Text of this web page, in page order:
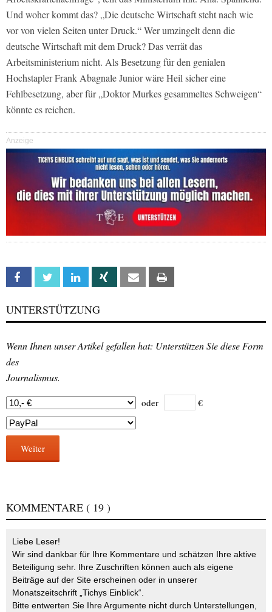
Und woher kommt das? „Die deutsche Wirtschaft steht nach wie
vor von vielen Seiten unter Druck.“ Wer umzingelt denn die
deutsche Wirtschaft mit dem Druck? Das verrät das
Arbeitsministerium nicht. Als Besetzung für den genialen
Hochstapler Frank Abagnale Junior wäre Heil sicher eine
Fehlbesetzung, aber für „Doktor Murkes gesammeltes Schweigen“
könnte es reichen.
Anzeige
Facebook Twitter Linkedin Xing Email
UNTERSTÜTZUNG
Wenn Ihnen unser Artikel gefallen hat: Unterstützen Sie diese Form
des
Journalismus.
oder €
Weiter
KOMMENTARE ( 19 )
Liebe Leser!
Wir sind dankbar für Ihre Kommentare und schätzen Ihre aktive
Beteiligung sehr. Ihre Zuschriften können auch als eigene
Beiträge auf der Site erscheinen oder in unserer
Monatszeitschrift „Tichys Einblick“.
Bitte entwerten Sie Ihre Argumente nicht durch Unterstellungen,